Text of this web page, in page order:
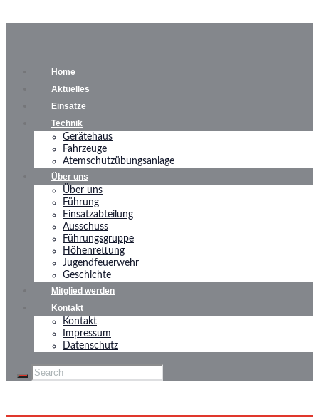
Home
Aktuelles
Einsätze
Technik
Gerätehaus
Fahrzeuge
Atemschutzübungsanlage
Über uns
Über uns
Führung
Einsatzabteilung
Ausschuss
Führungsgruppe
Höhenrettung
Jugendfeuerwehr
Geschichte
Mitglied werden
Kontakt
Kontakt
Impressum
Datenschutz